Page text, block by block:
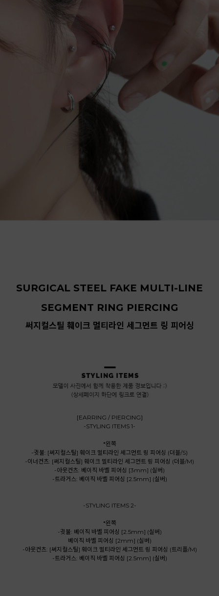
SURGICAL STEEL FAKE MULTI-LINE
SEGMENT RING PIERCING
써지컬스틸 훼이크 멀티라인 세그먼트 링 피어싱
[EARRING / PIERCING]
-STYLING ITEMS 1-
*왼쪽
-귓불: [써지컬스틸] 훼이크 멀티라인 세그먼트 링 피어싱 (더블/S)
-이너컨츠: [써지컬스틸] 훼이크 멀티라인 세그먼트 링 피어싱 (더블/M)
-아웃컨츠: 베이직 바벨 피어싱 [3mm] (실버)
-트라거스: 베이직 바벨 피어싱 [2.5mm] (실버)
-STYLING ITEMS 2-
*왼쪽
-귓불: 베이직 바벨 피어싱 [2.5mm] (실버)
베이직 바벨 피어싱 [2mm] (실버)
-아웃컨츠: [써지컬스틸] 훼이크 멀티라인 세그먼트 링 피어싱 (트리플/M)
-트라거스: 베이직 바벨 피어싱 [2.5mm] (실버)